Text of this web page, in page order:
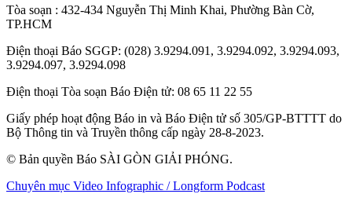
Tòa soạn : 432-434 Nguyễn Thị Minh Khai, Phường Bàn Cờ,
TP.HCM
Điện thoại Báo SGGP: (028) 3.9294.091, 3.9294.092, 3.9294.093,
3.9294.097, 3.9294.098
Điện thoại Tòa soạn Báo Điện tử: 08 65 11 22 55
Giấy phép hoạt động Báo in và Báo Điện tử số 305/GP-BTTTT do
Bộ Thông tin và Truyền thông cấp ngày 28-8-2023.
© Bản quyền Báo SÀI GÒN GIẢI PHÓNG.
Chuyên mục Video Infographic / Longform Podcast